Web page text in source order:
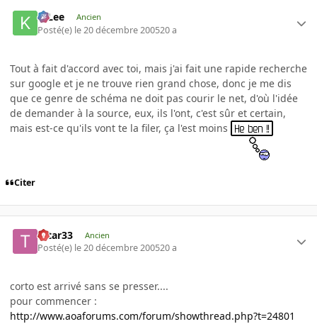
K-Lee Ancien
Posté(e) le 20 décembre 200520 a
Tout à fait d'accord avec toi, mais j'ai fait une rapide recherche
sur google et je ne trouve rien grand chose, donc je me dis
que ce genre de schéma ne doit pas courir le net, d'où l'idée
de demander à la source, eux, ils l'ont, c'est sûr et certain,
mais est-ce qu'ils vont te la filer, ça l'est moins
Citer
tatar33 Ancien
Posté(e) le 20 décembre 200520 a
corto est arrivé sans se presser....
pour commencer :
http://www.aoaforums.com/forum/showthread.php?t=24801